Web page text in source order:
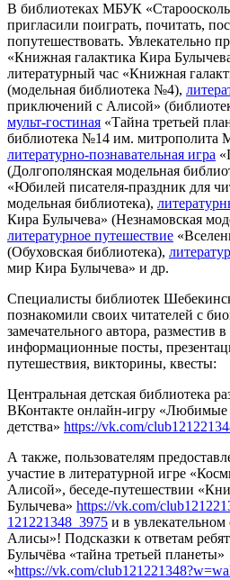
В библиотеках МБУК
пригласили поиграть, почитать,
попутешествовать. Увлекательно
«Книжная галактика Кира
литературный час «Книжная
(модельная библиотека №4),
приключений с Алисой»
мульт-гостиная «Тайна третьей
библиотека №14 им. митрополита
литературно-познавательная игра
(Долгополянская модельная
«Юбилей писателя-праздник для
модельная библиотека),
Кира Булычева» (Незнамовская
литературное путешествие
(Обуховская библиотека),
мир Кира Булычева» и др.
Специалисты библиотек
познакомили своих читателей с
замечательного автора, разместив
информационные посты,
путешествия, викторины, квесты:
Центральная детская библиотека
ВКонтакте онлайн-игру
детства» https://vk.com/
А также, пользователям
участие в литературной игре
Алисой», беседе-путешествии
Булычева» https://vk.com/
121221348_3975 и в
Алисы»! Подсказки к ответам
Булычёва «тайна третьей планеты»
«https://vk.com/